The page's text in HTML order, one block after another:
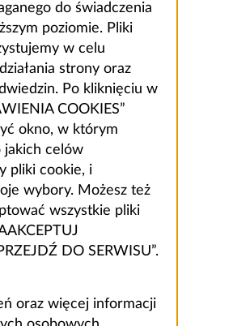
do świadczenia
poziomie. Pliki
w celu
strony oraz
Po kliknięciu w
COOKIES”
okno, w którym
jakich celów
pliki cookie, i
wybory. Możesz też
wszystkie pliki
DO SERWISU”.
oraz więcej informacji